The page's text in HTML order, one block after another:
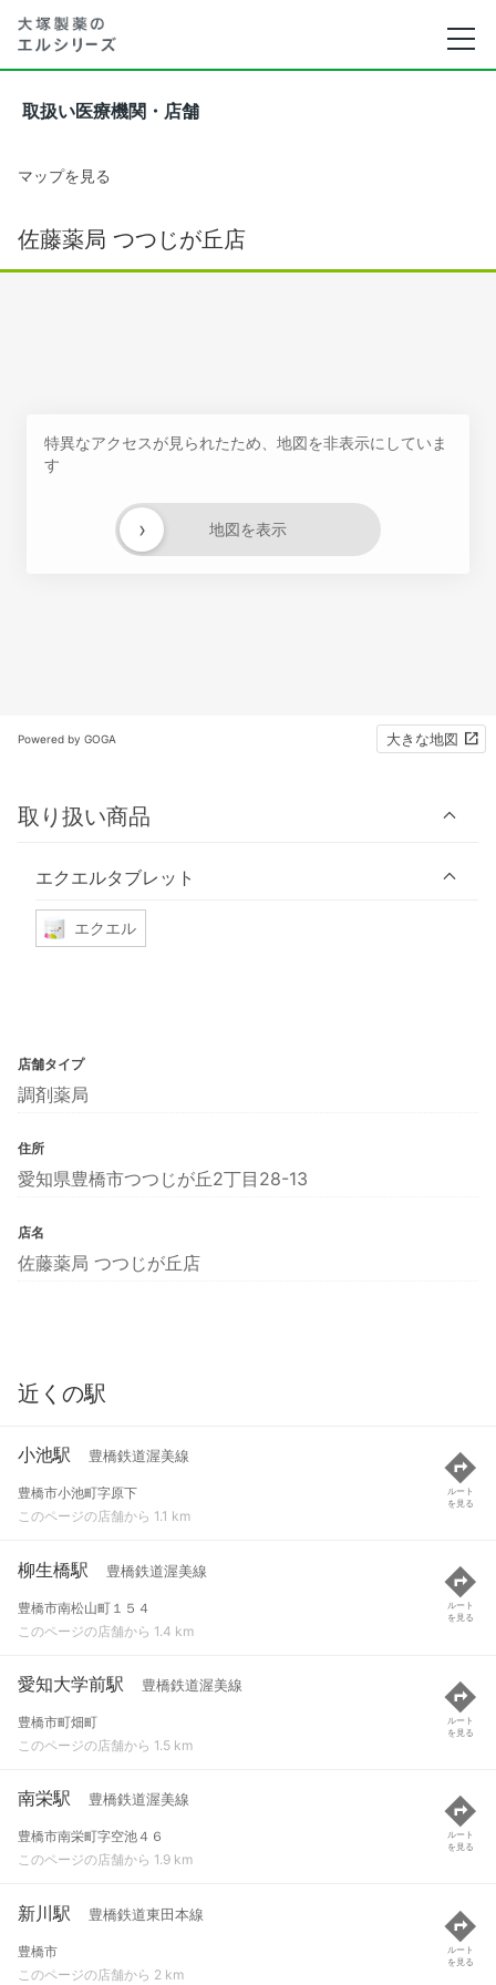
取扱い医療機関・店舗
マップを見る
佐藤薬局 つつじが丘店
特異なアクセスが見られたため、地図を非表示にしていま
す
地図を表示
›
Powered by GOGA 大きな地図
取り扱い商品
エクエルタブレット
エクエル
店舗タイプ
調剤薬局
住所
愛知県豊橋市つつじが丘2丁目28-13
店名
佐藤薬局 つつじが丘店
近くの駅
小池駅 豊橋鉄道渥美線
豊橋市小池町字原下
このページの店舗から 1.1 km
ルート
を見る
柳生橋駅 豊橋鉄道渥美線
豊橋市南松山町１５４
このページの店舗から 1.4 km
ルート
を見る
愛知大学前駅 豊橋鉄道渥美線
豊橋市町畑町
このページの店舗から 1.5 km
ルート
を見る
南栄駅 豊橋鉄道渥美線
豊橋市南栄町字空池４６
このページの店舗から 1.9 km
ルート
を見る
新川駅 豊橋鉄道東田本線
豊橋市
このページの店舗から 2 km
ルート
を見る